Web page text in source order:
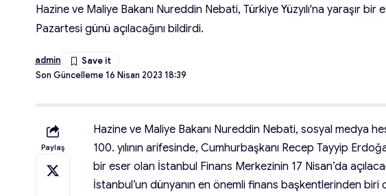
Hazine ve Maliye Bakanı Nureddin Nebati, Türkiye Yüzyılı'na yaraşır
Pazartesi günü açılacağını bildirdi.
Son Güncelleme 16 Nisan 2023 18:39
admin
Paylaş
Hazine ve Maliye Bakanı Nureddin Nebati, sosyal medya
100. yılının arifesinde, Cumhurbaşkanı Recep Tayyip
bir eser olan İstanbul Finans Merkezinin 17 Nisan’da
İstanbul’un dünyanın en önemli finans başkentlerinden